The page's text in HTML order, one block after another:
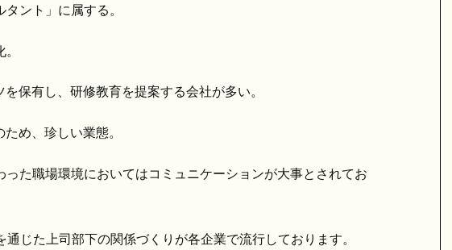
ント」に属する。
保有し、研修教育を提案する会社が多い。
め、珍しい業態。
った職場環境においてはコミュニケーションが大事とされてお
じた上司部下の関係づくりが各企業で流行しております。